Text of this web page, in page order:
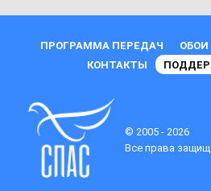
ПРОГРАММА ПЕРЕДАЧ ОБОИ
КОНТАКТЫ
© 2005 - 2026
Все права